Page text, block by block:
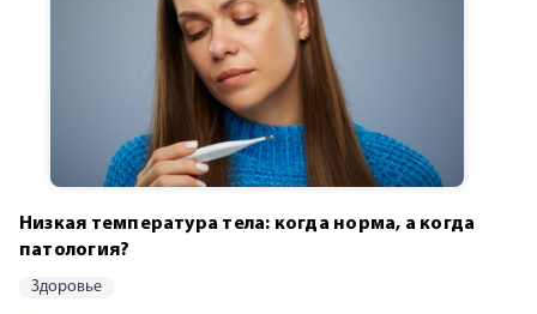
Низкая температура тела: когда норма, а когда
патология?
здоровье